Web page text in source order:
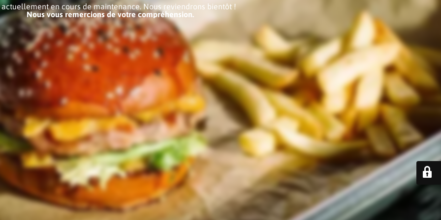
actuellement en cours de maintenance. Nous reviendrons bientôt !
Nous vous remercions de votre compréhension.